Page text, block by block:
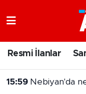
Resmi İlanlar
15:59 Nebiyan'da
Samsun